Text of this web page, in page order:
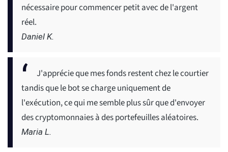
nécessaire pour commencer petit avec de l'argent
réel.
Daniel K.
J'apprécie que mes fonds restent chez le courtier
tandis que le bot se charge uniquement de
l'exécution, ce qui me semble plus sûr que d'envoyer
des cryptomonnaies à des portefeuilles aléatoires.
Maria L.